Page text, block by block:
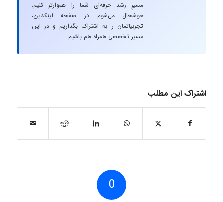
مسیرِ رشد حرفه‌ای شما را هموارتر کنیم.
خوشحال می‌شوم در صفحه لینکدین،
تجربیاتمان را به اشتراک بگذاریم و در این
مسیر تخصصی همراه هم باشیم.
اشتراک این مطلب
0